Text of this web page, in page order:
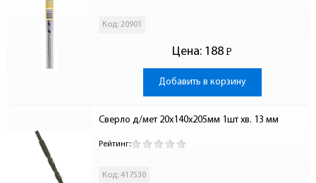
Код: 20901
Цена: 188 Р
-
Добавить в корзину
Сверло д/мет 20х140х205мм 1шт хв. 13 мм
Рейтинг:
Код: 417530